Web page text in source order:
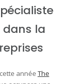
la
année The